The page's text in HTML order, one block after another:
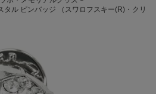
ル ピンバッジ （スワロフスキー(R)・クリ